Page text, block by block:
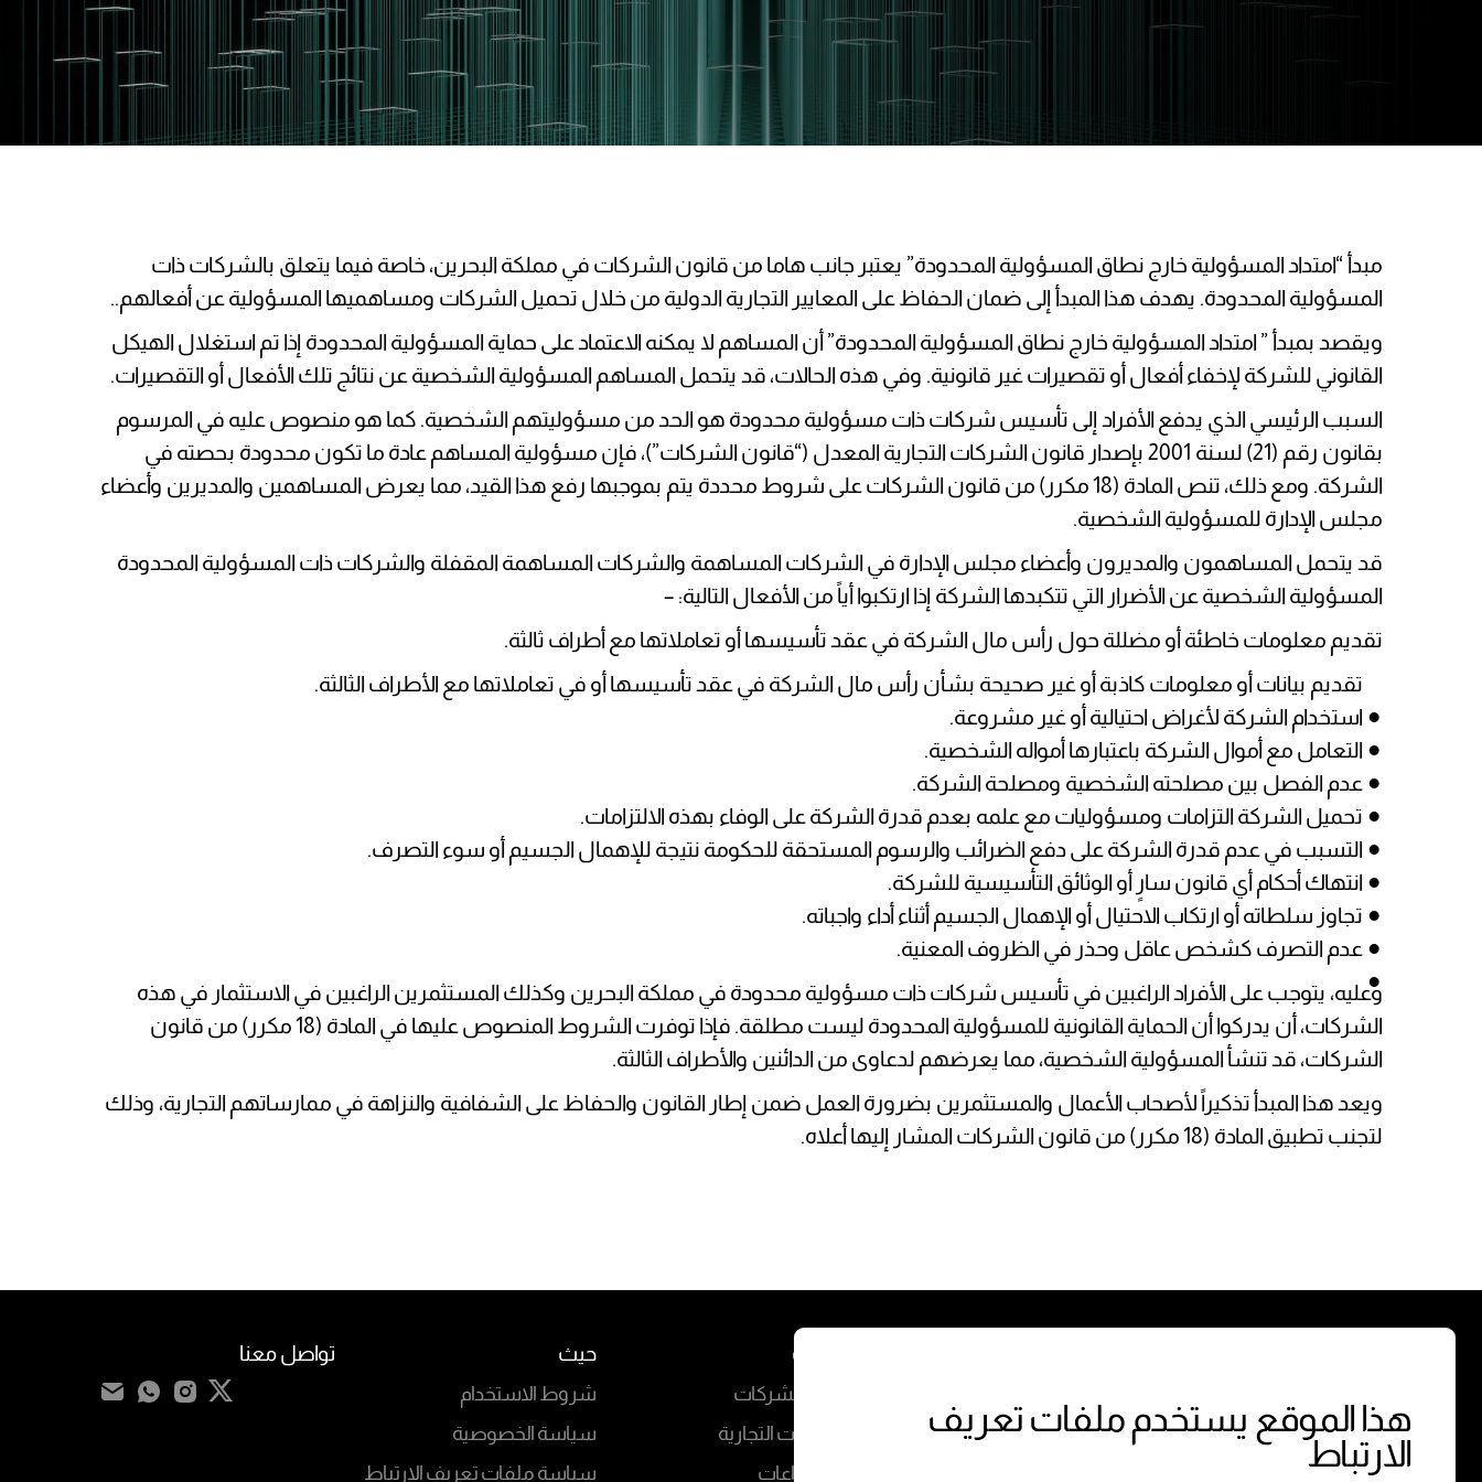
هذا الموقع يستخدم ملفات تعريف
الارتباط
مبدأ “امتداد المسؤولية خارج نطاق المسؤولية المحدودة” يعتبر جانب هاما من قانون الشركات في مملكة البحرين، خاصة فيما يتعلق بالشركات ذات
المسؤولية المحدودة. يهدف هذا المبدأ إلى ضمان الحفاظ على المعايير التجارية الدولية من خلال تحميل الشركات ومساهميها المسؤولية عن أفعالهم..
ويقصد بمبدأ ” امتداد المسؤولية خارج نطاق المسؤولية المحدودة” أن المساهم لا يمكنه الاعتماد على حماية المسؤولية المحدودة إذا تم استغلال الهيكل
القانوني للشركة لإخفاء أفعال أو تقصيرات غير قانونية. وفي هذه الحالات، قد يتحمل المساهم المسؤولية الشخصية عن نتائج تلك الأفعال أو التقصيرات.
السبب الرئيسي الذي يدفع الأفراد إلى تأسيس شركات ذات مسؤولية محدودة هو الحد من مسؤوليتهم الشخصية. كما هو منصوص عليه في المرسوم
بقانون رقم (21) لسنة 2001 بإصدار قانون الشركات التجارية المعدل (“قانون الشركات”)، فإن مسؤولية المساهم عادة ما تكون محدودة بحصته في
الشركة. ومع ذلك، تنص المادة (18 مكرر) من قانون الشركات على شروط محددة يتم بموجبها رفع هذا القيد، مما يعرض المساهمين والمديرين وأعضاء
مجلس الإدارة للمسؤولية الشخصية.
قد يتحمل المساهمون والمديرون وأعضاء مجلس الإدارة في الشركات المساهمة والشركات المساهمة المقفلة والشركات ذات المسؤولية المحدودة
المسؤولية الشخصية عن الأضرار التي تتكبدها الشركة إذا ارتكبوا أياً من الأفعال التالية: –
تقديم معلومات خاطئة أو مضللة حول رأس مال الشركة في عقد تأسيسها أو تعاملاتها مع أطراف ثالثة.
تقديم بيانات أو معلومات كاذبة أو غير صحيحة بشأن رأس مال الشركة في عقد تأسيسها أو في تعاملاتها مع الأطراف الثالثة.
استخدام الشركة لأغراض احتيالية أو غير مشروعة.
التعامل مع أموال الشركة باعتبارها أمواله الشخصية.
عدم الفصل بين مصلحته الشخصية ومصلحة الشركة.
تحميل الشركة التزامات ومسؤوليات مع علمه بعدم قدرة الشركة على الوفاء بهذه الالتزامات.
التسبب في عدم قدرة الشركة على دفع الضرائب والرسوم المستحقة للحكومة نتيجة للإهمال الجسيم أو سوء التصرف.
انتهاك أحكام أي قانون سارٍ أو الوثائق التأسيسية للشركة.
تجاوز سلطاته أو ارتكاب الاحتيال أو الإهمال الجسيم أثناء أداء واجباته.
عدم التصرف كشخص عاقل وحذر في الظروف المعنية.
وعليه، يتوجب على الأفراد الراغبين في تأسيس شركات ذات مسؤولية محدودة في مملكة البحرين وكذلك المستثمرين الراغبين في الاستثمار في هذه
الشركات، أن يدركوا أن الحماية القانونية للمسؤولية المحدودة ليست مطلقة. فإذا توفرت الشروط المنصوص عليها في المادة (18 مكرر) من قانون
الشركات، قد تنشأ المسؤولية الشخصية، مما يعرضهم لدعاوى من الدائنين والأطراف الثالثة.
ويعد هذا المبدأ تذكيراً لأصحاب الأعمال والمستثمرين بضرورة العمل ضمن إطار القانون والحفاظ على الشفافية والنزاهة في ممارساتهم التجارية، وذلك
لتجنب تطبيق المادة (18 مكرر) من قانون الشركات المشار إليها أعلاه.
تواصل معنا حيث
شروط الاستخدام
سياسة الخصوصية
سياسة ملفات تعريف الارتباط
الخدمات
حوكمة الشركات
المعاملات التجارية
فض النزاعات
التخصصات